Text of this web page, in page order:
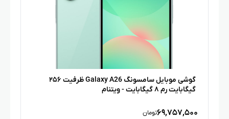
گوشی موبایل سامسونگ Galaxy A26 ظرفیت ۲۵۶
گیگابایت رم ۸ گیگابایت­ - ویتنام
۶۹,۷۵۷,۵۰۰تومان